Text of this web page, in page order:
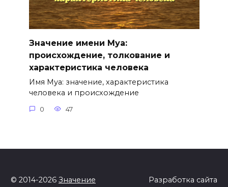
Значение имени Муа:
происхождение, толкование и
характеристика человека
Имя Муа: значение, характеристика
человека и происхождение
0 47
© 2014-2026 Значение
Разработка сайта